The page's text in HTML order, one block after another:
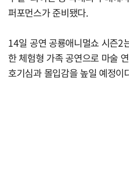
퍼포먼스가 준비됐다.
14일 공연 공룡애니멀쇼 시즌2
한 체험형 가족 공연으로 마술
호기심과 몰입감을 높일 예정이